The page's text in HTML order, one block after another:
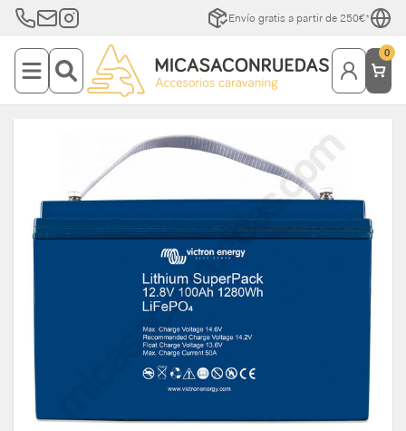
Envío gratis a partir de 250€*
0